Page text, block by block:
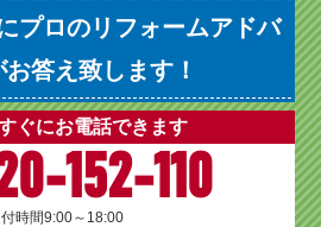
プロのリフォームアドバ
答え致します！
ぐにお電話できます
152-110
時間9:00～18:00